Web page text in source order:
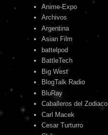
Anime-Expo
Archivos
Argentina
Asian Film
battelpod
BattleTech
Big West
BlogTalk Radio
BluRay
Caballeros del Zodiaco
Carl Macek
Cesar Turturro